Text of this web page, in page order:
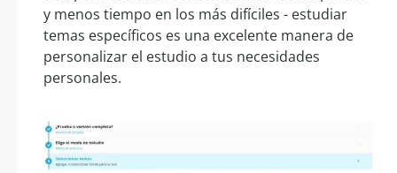
y menos tiempo en los más difíciles - estudiar
temas específicos es una excelente manera de
personalizar el estudio a tus necesidades
personales.